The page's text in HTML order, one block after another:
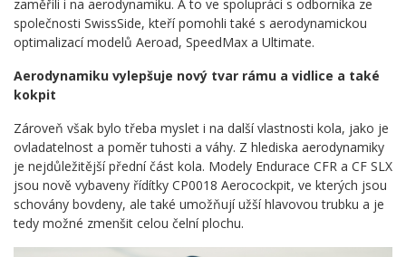
zaměřili i na aerodynamiku. A to ve spolupráci s odborníka ze
společnosti SwissSide, kteří pomohli také s aerodynamickou
optimalizací modelů Aeroad, SpeedMax a Ultimate.
Aerodynamiku vylepšuje nový tvar rámu a vidlice a také
kokpit
Zároveň však bylo třeba myslet i na další vlastnosti kola, jako je
ovladatelnost a poměr tuhosti a váhy. Z hlediska aerodynamiky
je nejdůležitější přední část kola. Modely Endurace CFR a CF SLX
jsou nově vybaveny řídítky CP0018 Aerocockpit, ve kterých jsou
schovány bovdeny, ale také umožňují užší hlavovou trubku a je
tedy možné zmenšit celou čelní plochu.